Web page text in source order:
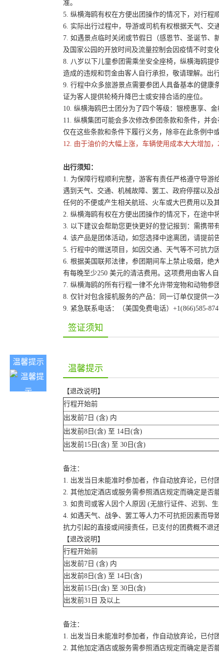
准。
5. 纵横海鸥有权在方便出团操作的情况下，对行
6. 实际出行过程中，导游或司机有权根据天气、
7. 如遇景点临时关闭或节假日（感恩节、圣诞节
及国家公园的开放时间及流量控制会因疫情不时变
8. 八岁以下儿童参团需乘坐安全座椅，纵横海鸥提
造成的违规和罚金由客人自行承担，敬请理解。出
9. 行程中众多旅游景点需要参团人具备基本的健
证为客人提供轮椅升降巴士或安排合适的座位。
10. 纵横海鸥巴士团分为了四个等级：银榜惠享、
11. 纵横集团可能会多次修改参团条款和条件，并
仅在这些条款和条件下履行义务，除非在此条例中
12. 由于油价的大幅上涨，车辆使用成本大大增加
出行须知：
1. 为保障行程顺利完整，游客有责任严格遵守导
遇到天气、交通、机械故障、罢工、政府停摆以及
任何的不便或产生相关航班、火车或大巴费用以及
2. 纵横海鸥有权在方便出团操作的情况下，在途
3. 以下建议会帮助您更快更好的登记报到：需携
4. 该产品是团体活动，如您选择中途离团，请提
5. 行程中的赠送项目，如因交通、天气等不可抗
6. 根据美国联邦法律，参团期间车上禁止吸烟，
有每晚至少250 美元的清洁费用。这项费用由客人
7. 纵横海鸥的所有行程一律不允许带宠物和动物参
8. 仅针对包含接机服务的产品：同一订单仅提供
9. 紧急联系电话：（美国免费电话）+1(866)585-
签证须知
温馨提示
温馨提示
【退改说明】
行程开始前
出发前7日 (含) 内
出发前8日(含) 至 14日(含)
出发前15日(含) 至 30日(含)
备注：
1. 出发当日未能准时参加者，作自动放弃论，已付
2. 其他加定酒店或服务需参照酒店规定而确定是否
3. 如贵司或客人因个人原因 (无旅行证件、迟到、
4. 如遇天气、战争、罢工等人力不可抗拒因素而
抗力引起的直接或间接责任，已支付的团费概不退
【退改说明】
行程开始前
出发前7日 (含) 内
出发前8日(含) 至 14日(含)
出发前15日(含) 至 30日(含)
出发前31日 及以上
备注：
1. 出发当日未能准时参加者，作自动放弃论，已付
2. 其他加定酒店或服务需参照酒店规定而确定是否